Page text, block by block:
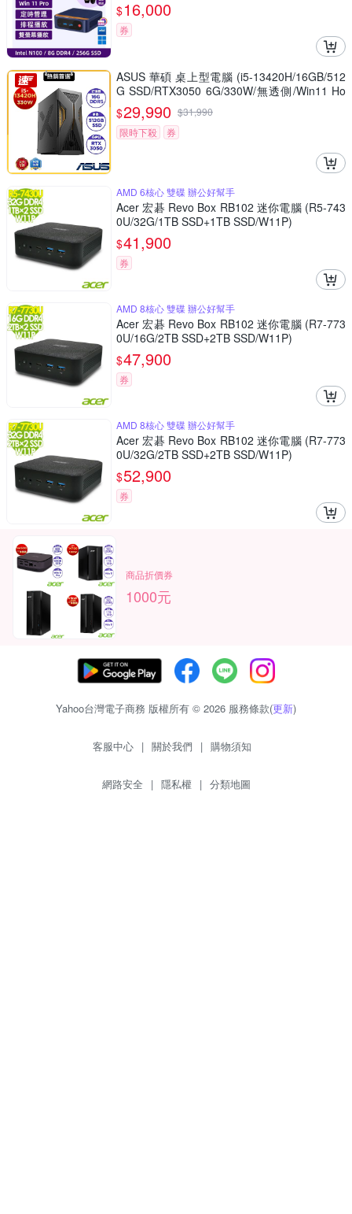
$16,000
券
ASUS 華碩 桌上型電腦 (i5-13420H/16GB/512
G SSD/RTX3050 6G/330W/無透側/Win11 Ho
me)
$29,990 $31,990
限時下殺
券
AMD 6核心 雙碟 辦公好幫手
Acer 宏碁 Revo Box RB102 迷你電腦 (R5-743
0U/32G/1TB SSD+1TB SSD/W11P)
$41,900
券
AMD 8核心 雙碟 辦公好幫手
Acer 宏碁 Revo Box RB102 迷你電腦 (R7-773
0U/16G/2TB SSD+2TB SSD/W11P)
$47,900
券
AMD 8核心 雙碟 辦公好幫手
Acer 宏碁 Revo Box RB102 迷你電腦 (R7-773
0U/32G/2TB SSD+2TB SSD/W11P)
$52,900
券
商品折價券
1000元
Yahoo台灣電子商務 版權所有 © 2026 服務條款(更新)
客服中心 | 關於我們 | 購物須知
網路安全 | 隱私權 | 分類地圖